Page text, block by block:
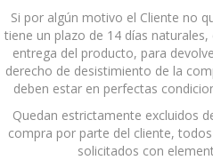
Si por algún motivo el Cliente no
tiene un plazo de 14 días
entrega del producto, para
derecho de desistimiento de la
deben estar en perfectas
Quedan estrictamente excluidos
compra por parte del cliente,
solicitados con